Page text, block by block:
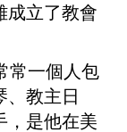
成立了教會
一個人包
教主日
，是他在美